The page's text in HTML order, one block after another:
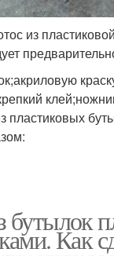
из
пластиковых
Как